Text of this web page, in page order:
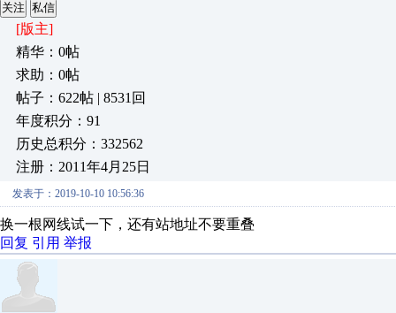
关注 私信
[版主]
精华：0帖
求助：0帖
帖子：622帖 | 8531回
年度积分：91
历史总积分：332562
注册：2011年4月25日
发表于：2019-10-10 10:56:36
换一根网线试一下，还有站地址不要重叠
回复 引用 举报